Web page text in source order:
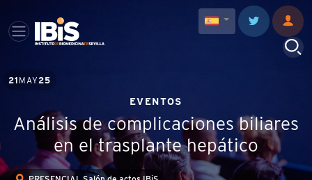
21 MAY 25
EVENTOS
Análisis de complicaciones biliares
en el trasplante hepático